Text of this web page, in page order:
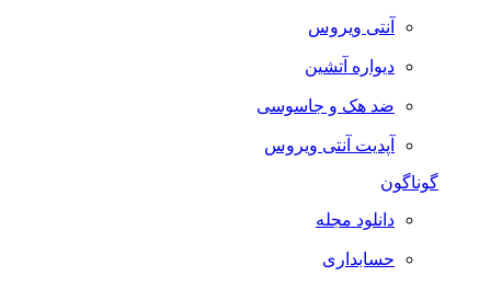
آنتی ویروس
دیواره آتشین
ضد هک و جاسوسی
آپدیت آنتی ویروس
گوناگون
دانلود مجله
حسابداری